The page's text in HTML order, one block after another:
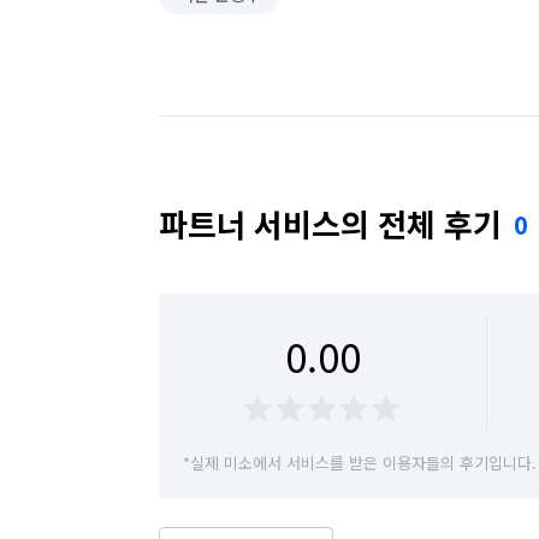
파트너 서비스의 전체 후기 0
0.00
*실제 미소에서 서비스를 받은 이용자들의 후기입니다.